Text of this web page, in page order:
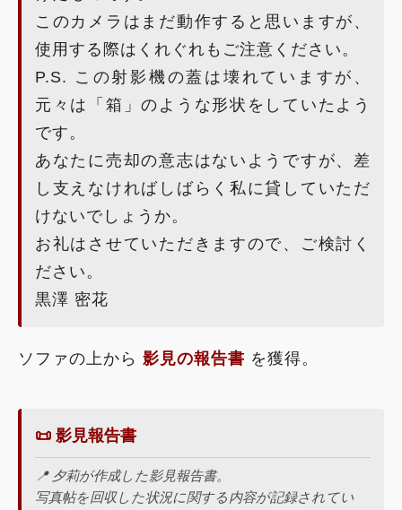
このカメラはまだ動作すると思いますが、
使用する際はくれぐれもご注意ください。
P.S. この射影機の蓋は壊れていますが、
元々は「箱」のような形状をしていたよう
です。
あなたに売却の意志はないようですが、差
し支えなければしばらく私に貸していただ
けないでしょうか。
お礼はさせていただきますので、ご検討く
ださい。
黒澤 密花
ソファの上から 影見の報告書 を獲得。
📜 影見報告書
📍 夕莉が作成した影見報告書。
写真帖を回収した状況に関する内容が記録されてい